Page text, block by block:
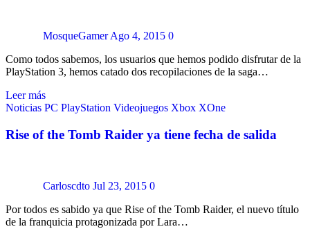
MosqueGamer Ago 4, 2015 0
Como todos sabemos, los usuarios que hemos podido disfrutar de la
PlayStation 3, hemos catado dos recopilaciones de la saga…
Leer más
Noticias PC PlayStation Videojuegos Xbox XOne
Rise of the Tomb Raider ya tiene fecha de salida
Carloscdto Jul 23, 2015 0
Por todos es sabido ya que Rise of the Tomb Raider, el nuevo título
de la franquicia protagonizada por Lara…